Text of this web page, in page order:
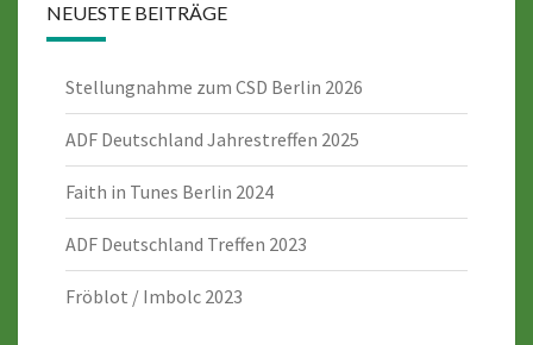
NEUESTE BEITRÄGE
Stellungnahme zum CSD Berlin 2026
ADF Deutschland Jahrestreffen 2025
Faith in Tunes Berlin 2024
ADF Deutschland Treffen 2023
Fröblot / Imbolc 2023